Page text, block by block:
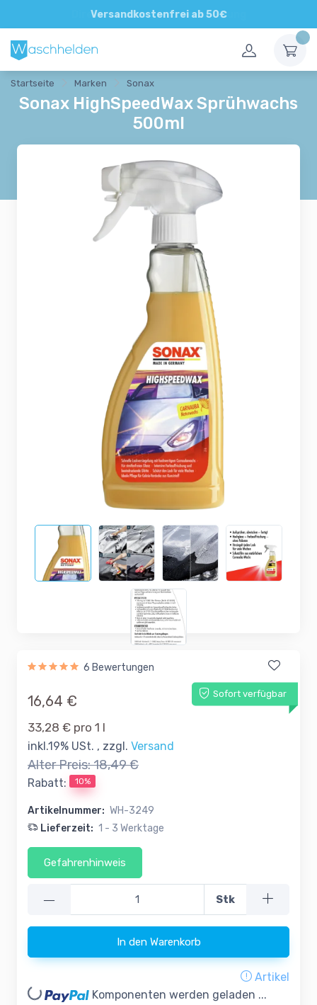
Versandkostenfrei ab 50€
Direkte und persönliche Beratung
Startseite Marken Sonax
Sonax HighSpeedWax Sprühwachs
500ml
6 Bewertungen
Sofort verfügbar
16,64 €
33,28 € pro 1 l
inkl.19% USt. , zzgl. Versand
Alter Preis:18,49 €
Rabatt: 10%
Artikelnummer: WH-3249
Lieferzeit: 1 - 3 Werktage
Gefahrenhinweis
— Stk
In den Warenkorb
Artikel
Komponenten werden geladen ...